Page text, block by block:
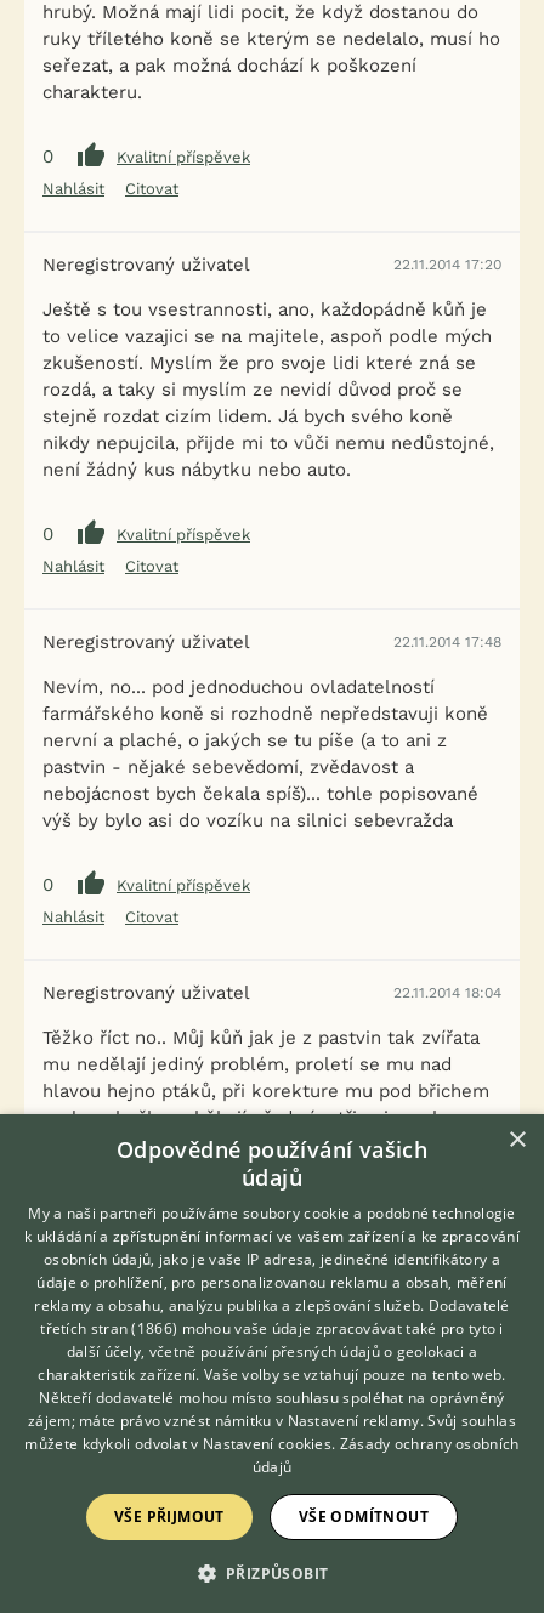
hrubý. Možná mají lidi pocit, že když dostanou do
ruky tříletého koně se kterým se nedelalo, musí ho
seřezat, a pak možná dochází k poškození
charakteru.
0
Kvalitní příspěvek
Nahlásit
Citovat
Neregistrovaný uživatel 22.11.2014 17:20
Ještě s tou vsestrannosti, ano, každopádně kůň je
to velice vazajici se na majitele, aspoň podle mých
zkušeností. Myslím že pro svoje lidi které zná se
rozdá, a taky si myslím ze nevidí důvod proč se
stejně rozdat cizím lidem. Já bych svého koně
nikdy nepujcila, přijde mi to vůči nemu nedůstojné,
není žádný kus nábytku nebo auto.
0
Kvalitní příspěvek
Nahlásit
Citovat
Neregistrovaný uživatel 22.11.2014 17:48
Nevím, no... pod jednoduchou ovladatelností
farmářského koně si rozhodně nepředstavuji koně
nervní a plaché, o jakých se tu píše (a to ani z
pastvin - nějaké sebevědomí, zvědavost a
nebojácnost bych čekala spíš)... tohle popisované
výš by bylo asi do vozíku na silnici sebevražda
0
Kvalitní příspěvek
Nahlásit
Citovat
Neregistrovaný uživatel 22.11.2014 18:04
Těžko říct no.. Můj kůň jak je z pastvin tak zvířata
mu nedělají jediný problém, proletí se mu nad
hlavou hejno ptáků, při korekture mu pod břichem
proleze kočka, a běhají před ním tři psi a nehne se.
Za to když se někdo najednou zjeví zleva rychle
otevřenými dveřmi které nikdy otevrene neviděl,
splasil se. Hned druhý den ale kolem těch
otevřených dveří šel a byl skoro úplně v klidu a od
té doby je to normální. Tím chci říct, že je to asi
dost o tom zvykani si, a přístupu lidí. Každopádně
jeho rodiče jsou import, maminka je krví wales,
zapsána v hlavní plemenne knize a thomas tuším i
nějakou sportovní výkonnost prokázal. Tím chci
říct, že kdyby byli totální mešuge, asi by na výstavě
v takovém ruchu neobstáli. Buď jak buď, citlivost
se jim odparat nedá, má to svá plus i mínus :)
Kvalitní příspěvek
Nahlásit
Hledáte zvířecího kamaráda?
Zdarma vám poradí
VETERINÁŘ ONLINE
KONZULTOVAT S
VETERINÁŘEM
×
Odpovědné používání vašich
údajů
My a naši partneři používáme soubory cookie a podobné technologie
k ukládání a zpřístupnění informací ve vašem zařízení a ke zpracování
osobních údajů, jako je vaše IP adresa, jedinečné identifikátory a
údaje o prohlížení, pro personalizovanou reklamu a obsah, měření
reklamy a obsahu, analýzu publika a zlepšování služeb. Dodavatelé
třetích stran (1866) mohou vaše údaje zpracovávat také pro tyto i
další účely, včetně používání přesných údajů o geolokaci a
charakteristik zařízení. Vaše volby se vztahují pouze na tento web.
Někteří dodavatelé mohou místo souhlasu spoléhat na oprávněný
zájem; máte právo vznést námitku v Nastavení reklamy. Svůj souhlas
můžete kdykoli odvolat v Nastavení cookies. Zásady ochrany osobních
údajů
VŠE PŘIJMOUT VŠE ODMÍTNOUT
PŘIZPŮSOBIT